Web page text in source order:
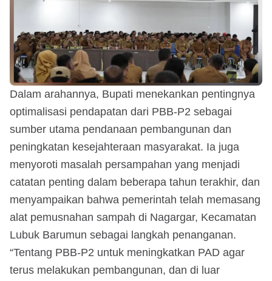
Dalam arahannya, Bupati menekankan pentingnya
optimalisasi pendapatan dari PBB-P2 sebagai
sumber utama pendanaan pembangunan dan
peningkatan kesejahteraan masyarakat. Ia juga
menyoroti masalah persampahan yang menjadi
catatan penting dalam beberapa tahun terakhir, dan
menyampaikan bahwa pemerintah telah memasang
alat pemusnahan sampah di Nagargar, Kecamatan
Lubuk Barumun sebagai langkah penanganan.
“Tentang PBB-P2 untuk meningkatkan PAD agar
terus melakukan pembangunan, dan di luar